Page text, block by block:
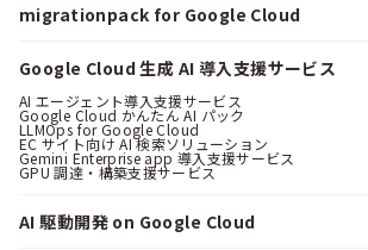
migrationpack for Google Cloud
Google Cloud 生成 AI 導入支援サービス
AI エージェント導入支援サービス
Google Cloud かんたん AI パック
LLMOps for Google Cloud
EC サイト向け AI 検索ソリューション
Gemini Enterprise app 導入支援サービス
GPU 調達・構築支援サービス
AI 駆動開発 on Google Cloud